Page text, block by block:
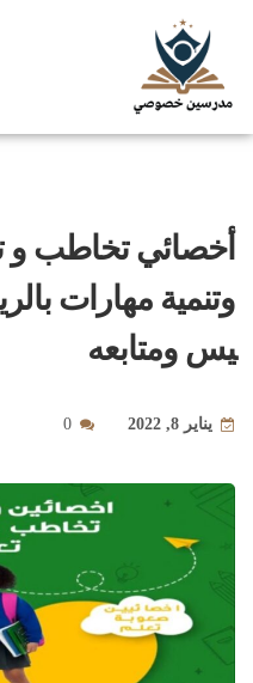
أخصائي تخاطب و
يس ومتابعه
يناير 8, 2022